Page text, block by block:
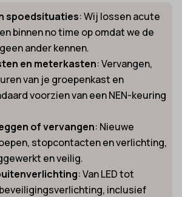
spoedsituaties: Wij lossen acute
binnen no time op omdat we de
ander kennen.
en meterkasten: Vervangen,
van je groepenkast en
voorzien van een NEN-keuring
of vervangen: Nieuwe
stopcontacten en verlichting,
en veilig.
: Van LED tot
inclusief